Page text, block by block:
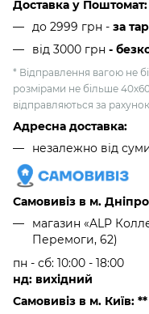
Доставка у Поштомат:
до 2999 грн - за
від 3000 грн -
* Відправлення вагою не
розмірами не більше
відправляються за
Адресна доставка:
незалежно від
Самовивіз в м.
магазин «ALP
Перемоги, 62)
пн - сб: 10:00 - 18:00
нд: вихідний
Самовивіз в м. Київ: **